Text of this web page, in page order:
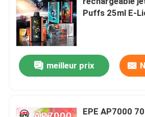
Puffs 25ml E-
meilleur prix
EPE AP7000